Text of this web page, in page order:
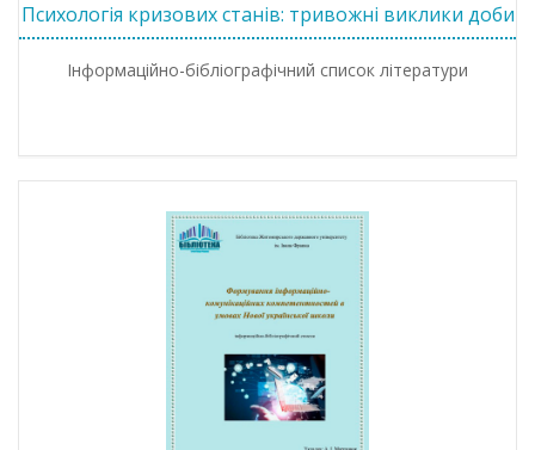
Психологія кризових станів: тривожні виклики доби
Інформаційно-бібліографічний список літератури